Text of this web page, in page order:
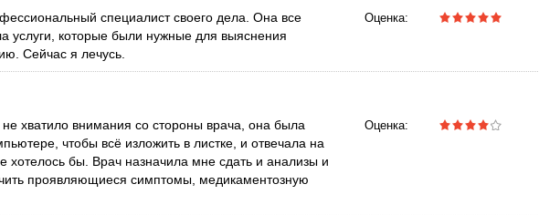
специалист своего дела. Она все
услуги, которые были нужные для выяснения
Сейчас я лечусь.
Оценка:
хватило внимания со стороны врача, она была
чтобы всё изложить в листке, и отвечала на
хотелось бы. Врач назначила мне сдать и анализы и
проявляющиеся симптомы, медикаментозную
Оценка: